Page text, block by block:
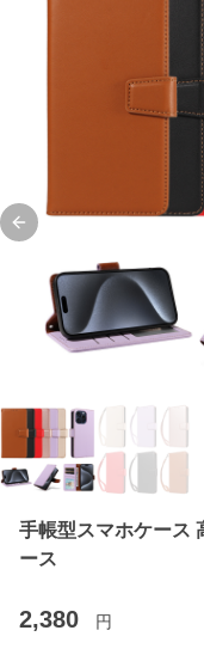
Previous slide
手帳型スマホケース
ース
2,380 円